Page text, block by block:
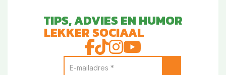
TIPS, ADVIES EN HUMOR
LEKKER SOCIAAL